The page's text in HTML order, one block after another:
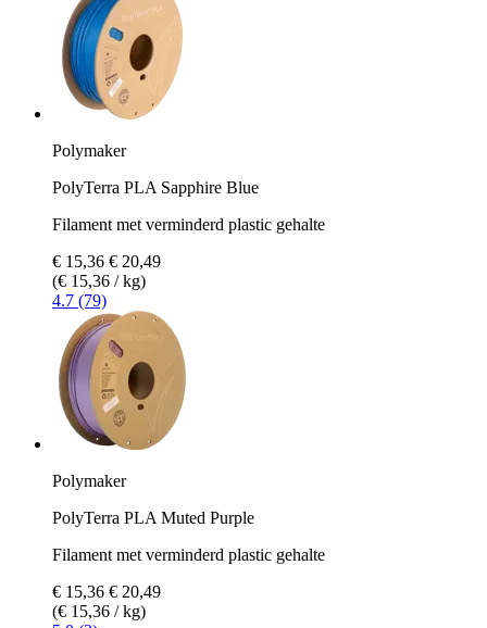
Polymaker
PolyTerra PLA Sapphire Blue
Filament met verminderd plastic gehalte
€ 15,36 € 20,49
(€ 15,36 / kg)
4.7 (79)
Polymaker
PolyTerra PLA Muted Purple
Filament met verminderd plastic gehalte
€ 15,36 € 20,49
(€ 15,36 / kg)